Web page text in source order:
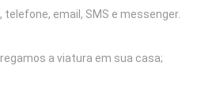
email, SMS e messenger.
a viatura em sua casa;